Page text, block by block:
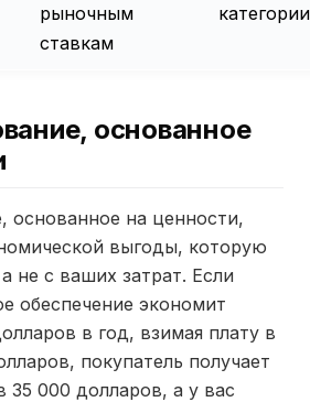
рыночным
ставкам
категории
основанное
основанное на ценности,
выгоды, которую
не с ваших затрат. Если
обеспечение экономит
в год, взимая плату в
покупатель получает
35 000 долларов, а у вас